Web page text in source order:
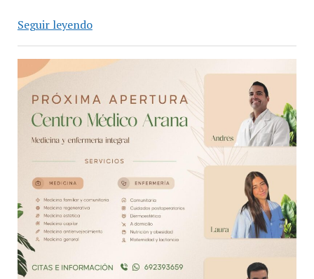
Seguir leyendoEl
volverá
azotar
la
costa
este
miércoles